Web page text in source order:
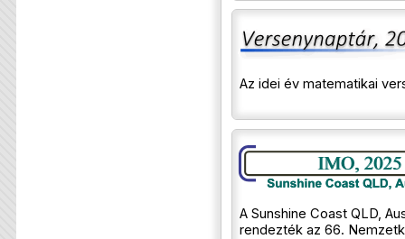
Az idei év matematikai
A Sunshine Coast QLD,
rendezték az 66.